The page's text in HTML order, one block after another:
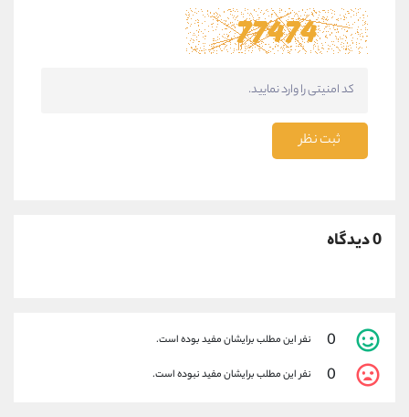
ثبت نظر
0 دیدگاه
0 نفر این مطلب برایشان مفید بوده است.
0 نفر این مطلب برایشان مفید نبوده است.